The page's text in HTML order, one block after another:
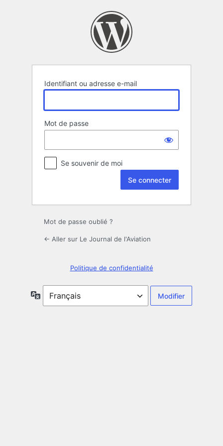
Identifiant ou adresse e-mail
Mot de passe
Se souvenir de moi
Mot de passe oublié ?
← Aller sur Le Journal de l'Aviation
Politique de confidentialité
Langue